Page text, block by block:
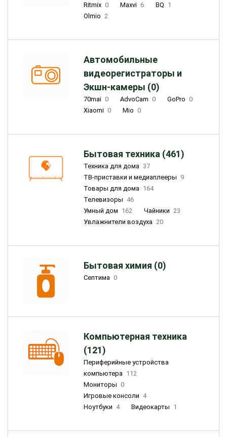
Ritmix 0 Maxvi 6 BQ 1
Olmio 2
Автомобильные
видеорегистраторы и
Экшн-камеры (0)
70mai 0 AdvoCam 0 GoPro 0
Xiaomi 0 Mio 0
Бытовая техника (461)
Техника для дома 37
ТВ-приставки и медиаплееры 9
Товары для дома 164
Телевизоры 46
Умный дом 162 Чайники 23
Увлажнители воздуха 20
Бытовая химия (0)
Септима 0
Компьютерная техника
(121)
Периферийные устройства
компьютера 112
Мониторы 0
Игровые консоли 4
Ноутбуки 4 Видеокарты 1